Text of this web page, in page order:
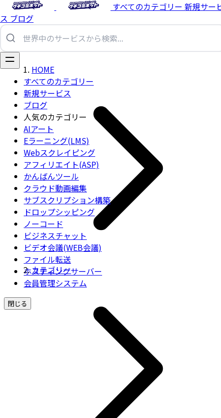
すべてのカテゴリー 新規サー
ス ブログ
すべてのカテゴリー
新規サービス
ブログ
人気のカテゴリー
AIアート
Eラーニング(LMS)
Webスクレイピング
アフィリエイト(ASP)
かんばんツール
クラウド動画編集
サブスクリプション構築
ドロップシッピング
ノーコード
ビジネスチャット
ビデオ会議(WEB会議)
ファイル転送
ホスティングサーバー
会員管理システム
閉じる
HOME
カテゴリー